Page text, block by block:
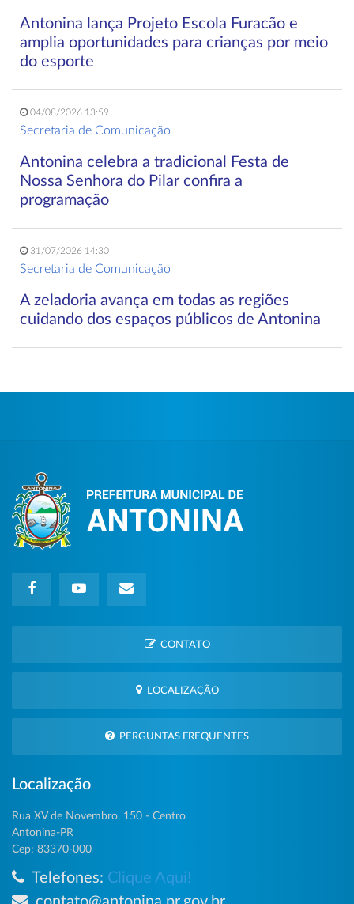
Antonina lança Projeto Escola Furacão e
amplia oportunidades para crianças por meio
do esporte
04/08/2026 13:59
Secretaria de Comunicação
Antonina celebra a tradicional Festa de
Nossa Senhora do Pilar confira a
programação
31/07/2026 14:30
Secretaria de Comunicação
A zeladoria avança em todas as regiões
cuidando dos espaços públicos de Antonina
CONTATO
LOCALIZAÇÃO
PERGUNTAS FREQUENTES
Localização
Rua XV de Novembro, 150 - Centro
Antonina-PR
Cep: 83370-000
Telefones: Clique Aqui!